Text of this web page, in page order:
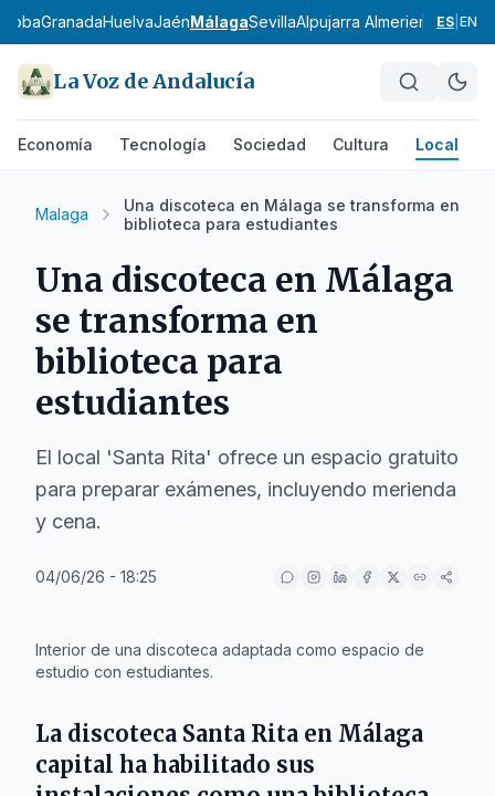
GranadaHuelvaJaénMálagaSevillaAlpujarra AlmerienseLos
ES EN
La Voz de Andalucía
Economía Tecnología Sociedad Cultura Local
Malaga
Una discoteca en Málaga se transforma en
biblioteca para estudiantes
Una discoteca en Málaga
se transforma en
biblioteca para
estudiantes
El local 'Santa Rita' ofrece un espacio gratuito
para preparar exámenes, incluyendo merienda
y cena.
04/06/26 - 18:25
Interior de una discoteca adaptada como espacio de
estudio con estudiantes.
La discoteca Santa Rita en Málaga
capital ha habilitado sus